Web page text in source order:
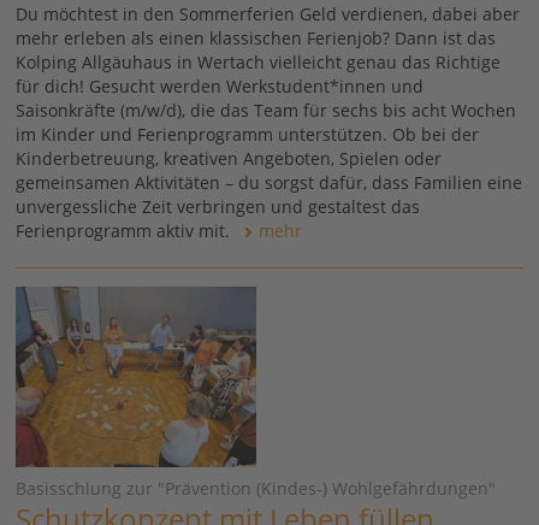
Du möchtest in den Sommerferien Geld verdienen, dabei aber
mehr erleben als einen klassischen Ferienjob? Dann ist das
Kolping Allgäuhaus in Wertach vielleicht genau das Richtige
für dich! Gesucht werden Werkstudent*innen und
Saisonkräfte (m/w/d), die das Team für sechs bis acht Wochen
im Kinder und Ferienprogramm unterstützen. Ob bei der
Kinderbetreuung, kreativen Angeboten, Spielen oder
gemeinsamen Aktivitäten – du sorgst dafür, dass Familien eine
unvergessliche Zeit verbringen und gestaltest das
Ferienprogramm aktiv mit.
mehr
Basisschlung zur "Prävention (Kindes-) Wohlgefährdungen"